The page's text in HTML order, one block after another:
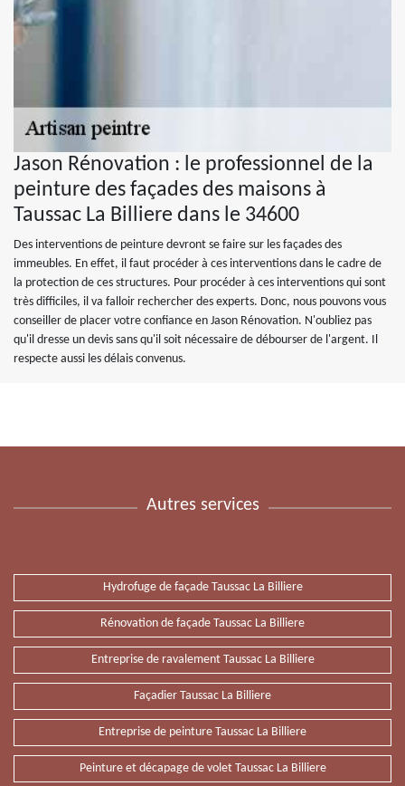
Jason Rénovation : le professionnel de la
peinture des façades des maisons à
Taussac La Billiere dans le 34600
Des interventions de peinture devront se faire sur les façades des
immeubles. En effet, il faut procéder à ces interventions dans le cadre de
la protection de ces structures. Pour procéder à ces interventions qui sont
très difficiles, il va falloir rechercher des experts. Donc, nous pouvons vous
conseiller de placer votre confiance en Jason Rénovation. N'oubliez pas
qu'il dresse un devis sans qu'il soit nécessaire de débourser de l'argent. Il
respecte aussi les délais convenus.
Autres services
Hydrofuge de façade Taussac La Billiere
Rénovation de façade Taussac La Billiere
Entreprise de ravalement Taussac La Billiere
Façadier Taussac La Billiere
Entreprise de peinture Taussac La Billiere
Peinture et décapage de volet Taussac La Billiere